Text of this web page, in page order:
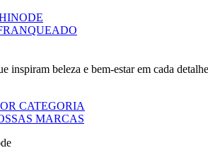
inspiram beleza e bem-estar em cada
CATEGORIA
MARCAS